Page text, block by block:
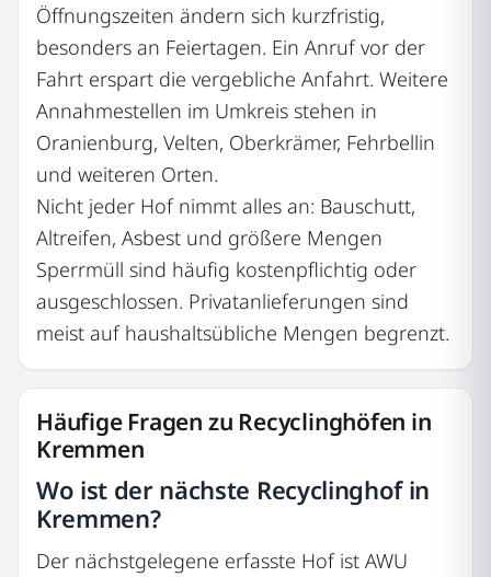
Öffnungszeiten ändern sich kurzfristig,
besonders an Feiertagen. Ein Anruf vor der
Fahrt erspart die vergebliche Anfahrt. Weitere
Annahmestellen im Umkreis stehen in
Oranienburg, Velten, Oberkrämer, Fehrbellin
und weiteren Orten.
Nicht jeder Hof nimmt alles an: Bauschutt,
Altreifen, Asbest und größere Mengen
Sperrmüll sind häufig kostenpflichtig oder
ausgeschlossen. Privatanlieferungen sind
meist auf haushaltsübliche Mengen begrenzt.
Häufige Fragen zu Recyclinghöfen in
Kremmen
Wo ist der nächste Recyclinghof in
Kremmen?
Der nächstgelegene erfasste Hof ist AWU